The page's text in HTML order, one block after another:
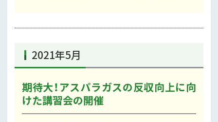
2021年5月
期待大！アスパラガスの反収向上に向
けた講習会の開催